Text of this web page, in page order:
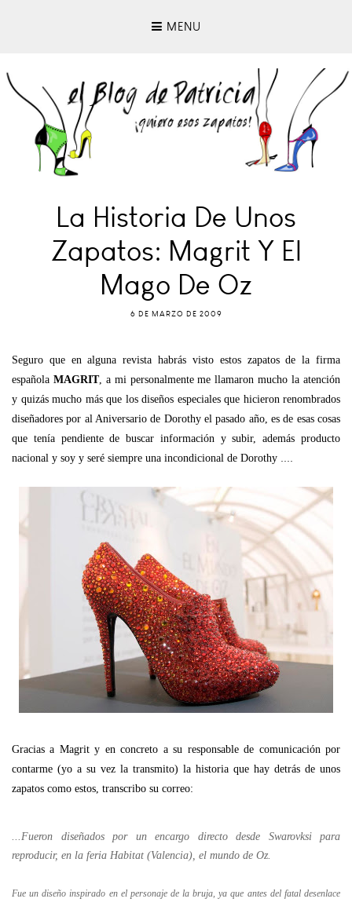
MENU
La Historia De Unos
Zapatos: Magrit Y El
Mago De Oz
6 DE MARZO DE 2009
Seguro que en alguna revista habrás visto estos zapatos de la firma
española MAGRIT, a mi personalmente me llamaron mucho la atención
y quizás mucho más que los diseños especiales que hicieron renombrados
diseñadores por al Aniversario de Dorothy el pasado año, es de esas cosas
que tenía pendiente de buscar información y subir, además producto
nacional y soy y seré siempre una incondicional de Dorothy ....
Gracias a Magrit y en concreto a su responsable de comunicación por
contarme (yo a su vez la transmito) la historia que hay detrás de unos
zapatos como estos, transcribo su correo:
...Fueron diseñados por un encargo directo desde Swarovksi para
reproducir, en la feria Habitat (Valencia), el mundo de Oz.
Fue un diseño inspirado en el personaje de la bruja, ya que antes del fatal desenlace